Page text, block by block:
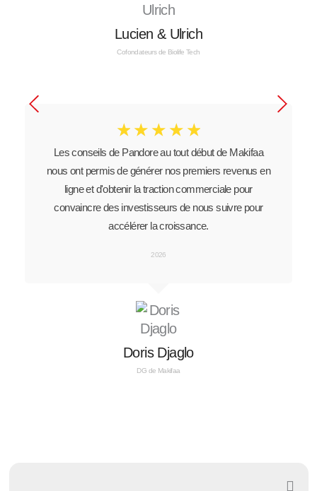
Lucien & Ulrich
Cofondateurs de Biolife Tech
Doris Djaglo
DG de Makifaa
☆ ☆ ☆ ☆ ☆
Les conseils de Pandore au tout début de Makifaa
nous ont permis de générer nos premiers revenus en
ligne et d'obtenir la traction commerciale pour
convaincre des investisseurs de nous suivre pour
accélérer la croissance.
2026